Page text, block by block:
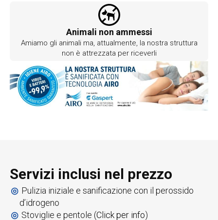
Animali non ammessi
Amiamo gli animali ma, attualmente, la nostra struttura
non è attrezzata per riceverli
Servizi inclusi nel prezzo
Pulizia iniziale e sanificazione con il perossido
d’idrogeno
Stoviglie e pentole (Click per info)